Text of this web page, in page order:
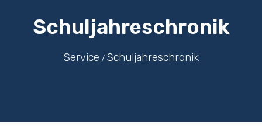
Schuljahreschronik
Service Schuljahreschronik